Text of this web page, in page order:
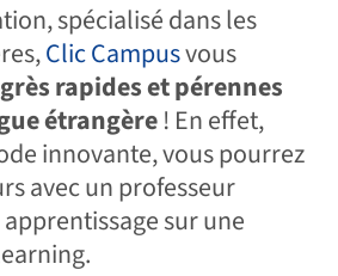
spécialisé dans les
Clic Campusvous
rapides et pérennes
étrangère! En effet,
innovante, vous pourrez
avec un professeur
sur une